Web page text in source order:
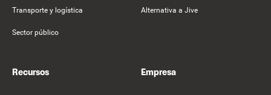
Transporte y logística
Sector público
Alternativa a Jive
Recursos Empresa